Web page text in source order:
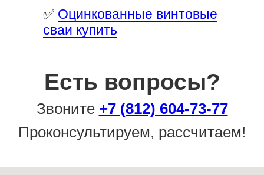
✅ Оцинкованные винтовые
сваи купить
Есть вопросы?
Звоните +7 (812) 604-73-77
Проконсультируем, рассчитаем!